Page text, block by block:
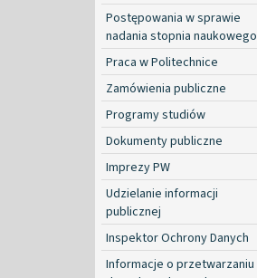
Postępowania w sprawie
nadania stopnia naukowego
Praca w Politechnice
Zamówienia publiczne
Programy studiów
Dokumenty publiczne
Imprezy PW
Udzielanie informacji
publicznej
Inspektor Ochrony Danych
Informacje o przetwarzaniu